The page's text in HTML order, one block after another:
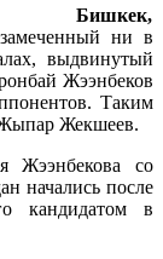
Бишкек,
ни в
выдвинутый
Жээнбеков
Таким
Жекшеев.
Жээнбекова со
начались после
кандидатом в